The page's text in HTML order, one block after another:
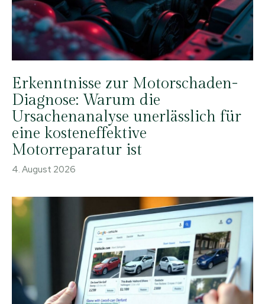
Erkenntnisse zur Motorschaden-
Diagnose: Warum die
Ursachenanalyse unerlässlich für
eine kosteneffektive
Motorreparatur ist
4. August 2026